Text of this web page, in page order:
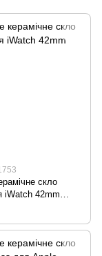
скло
iWatch 42mm